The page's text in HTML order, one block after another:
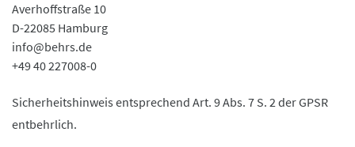
Averhoffstraße 10
D-22085 Hamburg
info@behrs.de
+49 40 227008-0
Sicherheitshinweis entsprechend Art. 9 Abs. 7 S. 2 der GPSR
entbehrlich.